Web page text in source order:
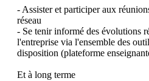
- Assister et participer aux
réseau
- Se tenir informé des évolutions
l'entreprise via l'ensemble des
disposition (plateforme
Et à long terme